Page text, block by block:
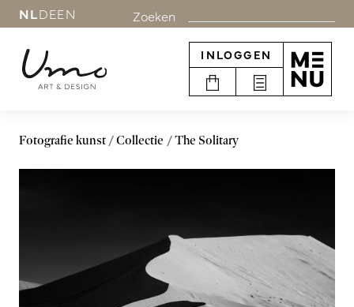
NLDEEN Zoeken
INLOGGEN
Fotografie kunst Collectie The Solitary